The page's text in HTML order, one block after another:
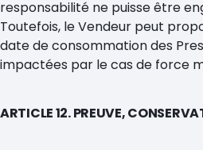
responsabilité ne puisse être
Toutefois, le Vendeur peut
date de consommation des
impactées par le cas de force
ARTICLE 12. PREUVE,